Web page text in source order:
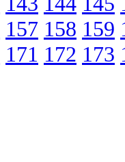
157 158 159
171 172 173